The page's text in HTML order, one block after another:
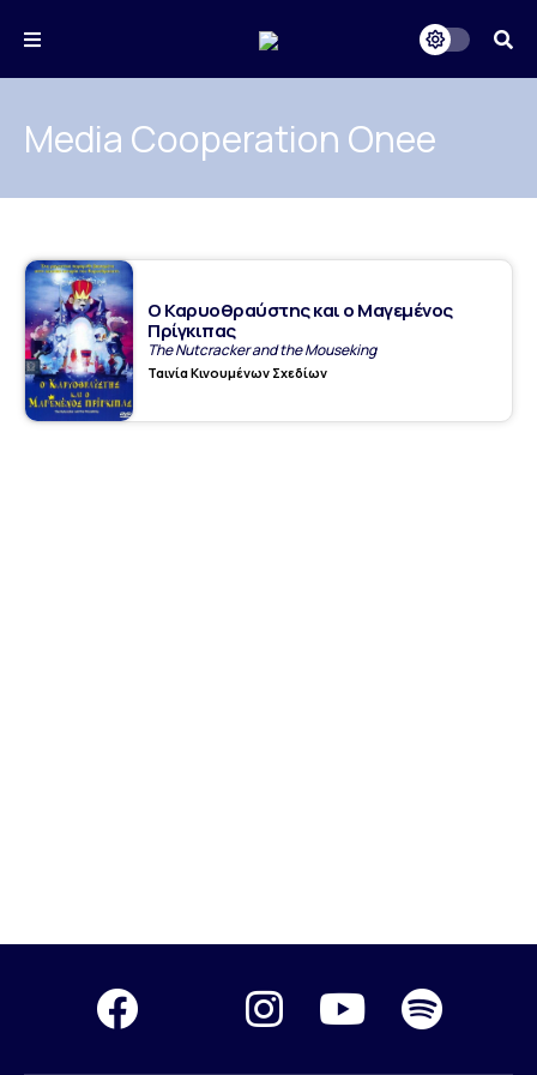
Media Cooperation Onee
Ο Καρυοθραύστης και ο Μαγεμένος
Πρίγκιπας
The Nutcracker and the Mouseking
Ταινία Κινουμένων Σχεδίων